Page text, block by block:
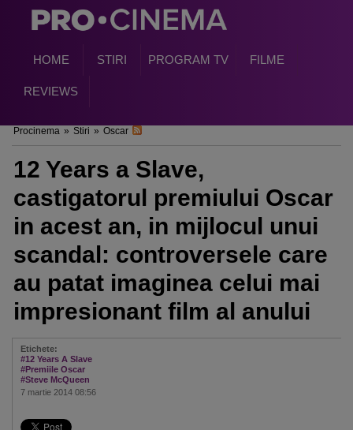
HOME STIRI PROGRAM TV FILME
REVIEWS
Procinema » Stiri » Oscar
12 Years a Slave,
castigatorul premiului Oscar
in acest an, in mijlocul unui
scandal: controversele care
au patat imaginea celui mai
impresionant film al anului
Etichete:
#12 Years A Slave
#Premiile Oscar
#Steve McQueen
7 martie 2014 08:56